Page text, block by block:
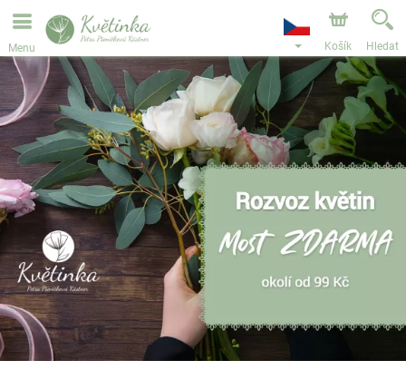
Objednávky přes e-shop přijímáme. Nejbližší možné
doručení je od 11.8.2026 z důvodu dovolené.
Menu Košík Hledat